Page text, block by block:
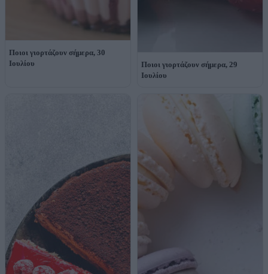
Ποιοι γιορτάζουν σήμερα, 30
Ιουλίου
Ποιοι γιορτάζουν σήμερα, 29
Ιουλίου